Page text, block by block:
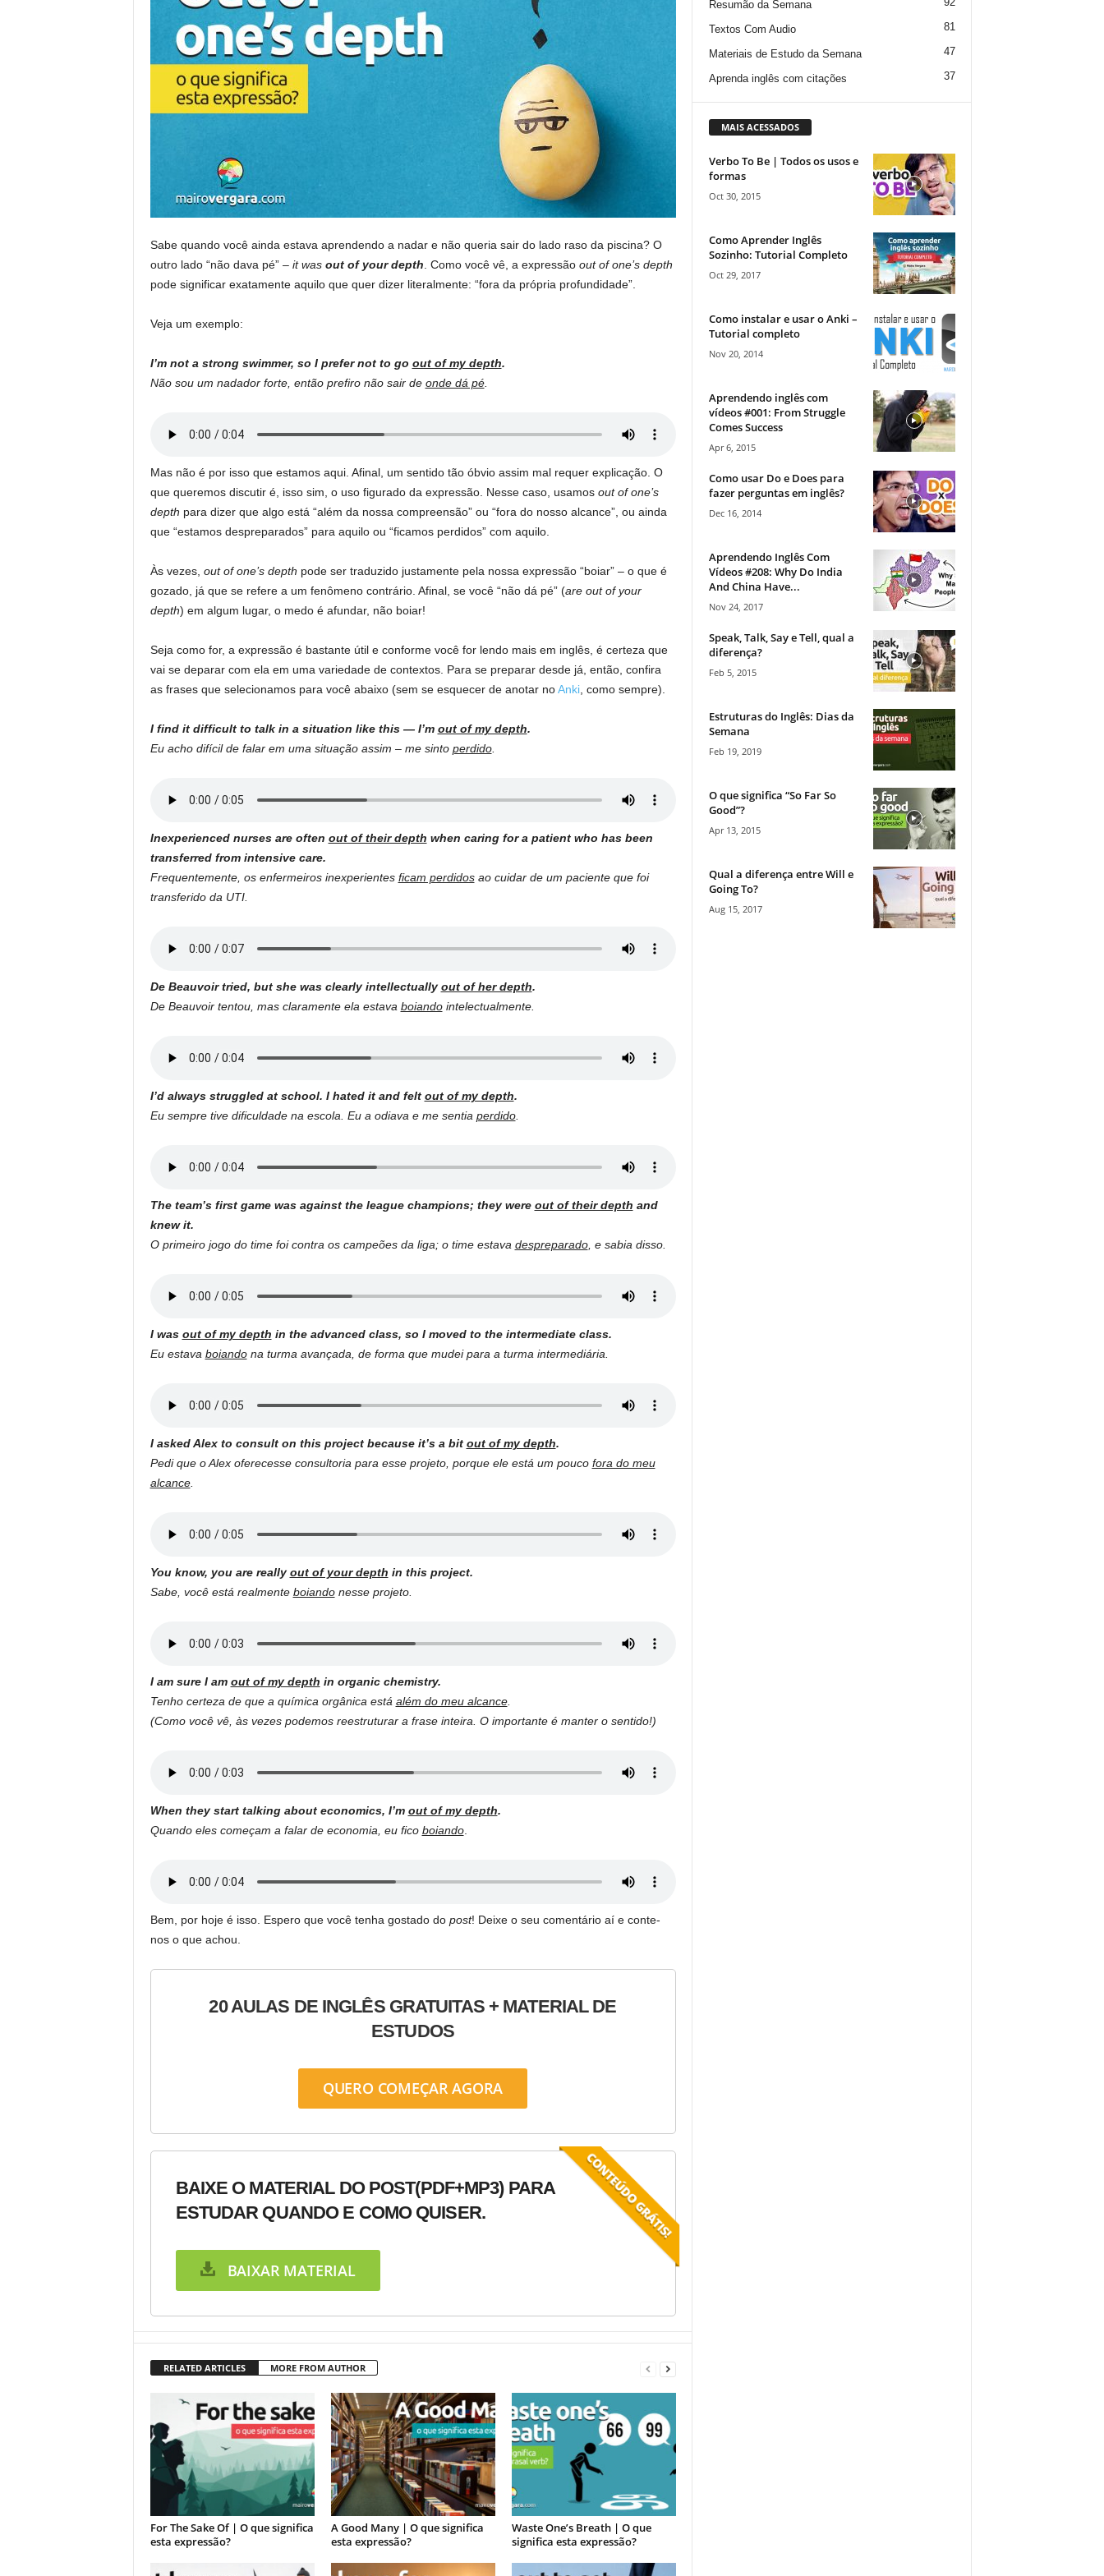
Sabe quando você ainda estava aprendendo a nadar e não queria sair do lado raso da piscina? O
outro lado “não dava pé” – it was out of your depth . Como você vê, a expressão out of one’s depth
pode significar exatamente aquilo que quer dizer literalmente: “fora da própria profundidade”.
Veja um exemplo:
I’m not a strong swimmer, so I prefer not to go out of my depth.
Não sou um nadador forte, então prefiro não sair de onde dá pé.
Mas não é por isso que estamos aqui. Afinal, um sentido tão óbvio assim mal requer explicação. O
que queremos discutir é, isso sim, o uso figurado da expressão. Nesse caso, usamos out of one’s
depth para dizer que algo está “além da nossa compreensão” ou “fora do nosso alcance”, ou ainda
que “estamos despreparados” para aquilo ou “ficamos perdidos” com aquilo.
Às vezes, out of one’s depth pode ser traduzido justamente pela nossa expressão “boiar” – o que é
gozado, já que se refere a um fenômeno contrário. Afinal, se você “não dá pé” (are out of your
depth) em algum lugar, o medo é afundar, não boiar!
Seja como for, a expressão é bastante útil e conforme você for lendo mais em inglês, é certeza que
vai se deparar com ela em uma variedade de contextos. Para se preparar desde já, então, confira
as frases que selecionamos para você abaixo (sem se esquecer de anotar noAnki, como sempre).
I find it difficult to talk in a situation like this — I’m out of my depth.
Eu acho difícil de falar em uma situação assim – me sinto perdido.
Inexperienced nurses are often out of their depth when caring for a patient who has been
transferred from intensive care.
Frequentemente, os enfermeiros inexperientes ficam perdidosao cuidar de um paciente que foi
transferido da UTI.
De Beauvoir tried, but she was clearly intellectually out of her depth.
De Beauvoir tentou, mas claramente ela estava boiandointelectualmente.
I’d always struggled at school. I hated it and felt out of my depth.
Eu sempre tive dificuldade na escola. Eu a odiava e me sentia perdido.
The team’s first game was against the league champions; they were out of their depth and
knew it.
O primeiro jogo do time foi contra os campeões da liga; o time estava despreparado, e sabia disso.
I was out of my depth in the advanced class, so I moved to the intermediate class.
Eu estava boiandona turma avançada, de forma que mudei para a turma intermediária.
I asked Alex to consult on this project because it’s a bit out of my depth.
Pedi que o Alex oferecesse consultoria para esse projeto, porque ele está um pouco fora do meu
alcance.
You know, you are really out of your depth in this project.
Sabe, você está realmente boiandonesse projeto.
I am sure I am out of my depth in organic chemistry.
Tenho certeza de que a química orgânica está além do meu alcance.
(Como você vê, às vezes podemos reestruturar a frase inteira. O importante é manter o sentido!)
When they start talking about economics, I’m out of my depth.
Quando eles começam a falar de economia, eu fico boiando.
Bem, por hoje é isso. Espero que você tenha gostado do post! Deixe o seu comentário aí e conte-
nos o que achou.
20 AULAS DE INGLÊS GRATUITAS + MATERIAL DE
ESTUDOS
QUERO COMEÇAR AGORA
BAIXE O MATERIAL DO POST(PDF+MP3) PARA
ESTUDAR QUANDO E COMO QUISER.
BAIXAR MATERIAL
RELATED ARTICLES MORE FROM AUTHOR
For The Sake Of | O que significa
esta expressão?
A Good Many | O que significa
esta expressão?
Waste One’s Breath | O que
significa esta expressão?
Resumão da Semana
Textos Com Audio 81
Materiais de Estudo da Semana 47
Aprenda inglês com citações 37
MAIS ACESSADOS
Verbo To Be | Todos os usos e
formas
Oct 30, 2015
Como Aprender Inglês
Sozinho: Tutorial Completo
Oct 29, 2017
Como instalar e usar o Anki –
Tutorial completo
Nov 20, 2014
Aprendendo inglês com
vídeos #001: From Struggle
Comes Success
Apr 6, 2015
Como usar Do e Does para
fazer perguntas em inglês?
Dec 16, 2014
Aprendendo Inglês Com
Vídeos #208: Why Do India
And China Have...
Nov 24, 2017
Speak, Talk, Say e Tell, qual a
diferença?
Feb 5, 2015
Estruturas do Inglês: Dias da
Semana
Feb 19, 2019
O que significa “So Far So
Good”?
Apr 13, 2015
Qual a diferença entre Will e
Going To?
Aug 15, 2017